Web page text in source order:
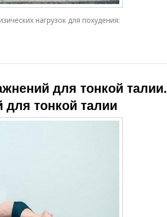
нагрузок для похудения:
для тонкой талии.
тонкой талии